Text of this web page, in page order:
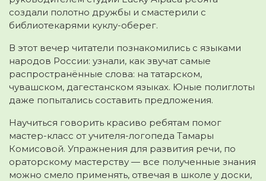
создали полотно дружбы и смастерили с
библиотекарями куклу-оберег.
В этот вечер читатели познакомились с языками
народов России: узнали, как звучат самые
распространённые слова: на татарском,
чувашском, дагестанском языках. Юные полиглоты
даже попытались составить предложения.
Научиться говорить красиво ребятам помог
мастер-класс от учителя-логопеда Тамары
Комисовой. Упражнения для развития речи, по
ораторскому мастерству — все полученные знания
можно смело применять, отвечая в школе у доски,